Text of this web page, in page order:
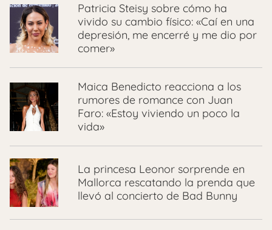
Patricia Steisy sobre cómo ha
vivido su cambio físico: «Caí en una
depresión, me encerré y me dio por
comer»
Maica Benedicto reacciona a los
rumores de romance con Juan
Faro: «Estoy viviendo un poco la
vida»
La princesa Leonor sorprende en
Mallorca rescatando la prenda que
llevó al concierto de Bad Bunny